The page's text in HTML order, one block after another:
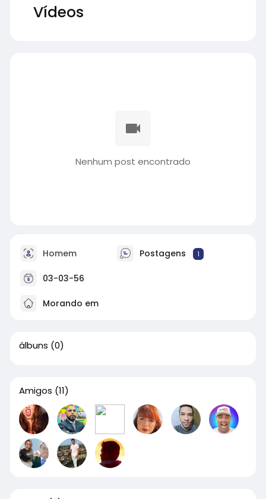
Vídeos
Nenhum post encontrado
Homem Postagens 1
03-03-56
Morando em
álbuns (0)
Amigos (11)